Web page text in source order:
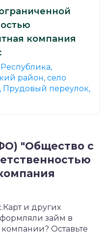
компания
район, село
Прудовый переулок,
"Общество с
и других
займ в
Оставьте